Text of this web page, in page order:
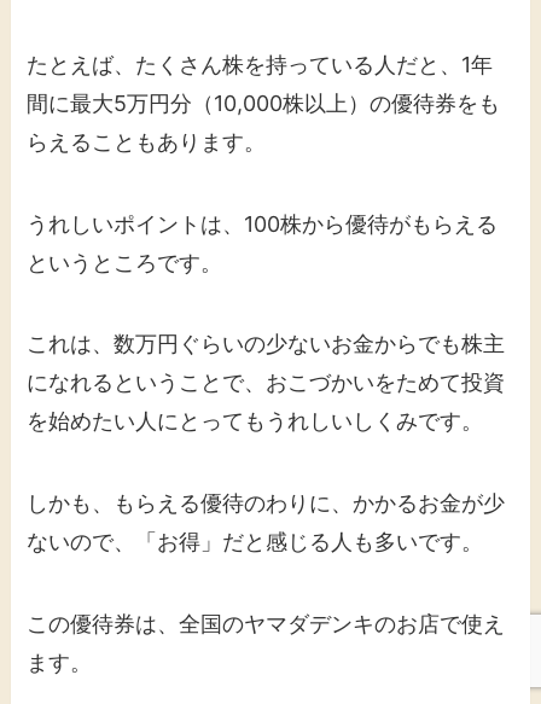
たとえば、たくさん株を持っている人だと、1年
間に最大5万円分（10,000株以上）の優待券をも
らえることもあります。
うれしいポイントは、100株から優待がもらえる
というところです。
これは、数万円ぐらいの少ないお金からでも株主
になれるということで、おこづかいをためて投資
を始めたい人にとってもうれしいしくみです。
しかも、もらえる優待のわりに、かかるお金が少
ないので、「お得」だと感じる人も多いです。
この優待券は、全国のヤマダデンキのお店で使え
ます。